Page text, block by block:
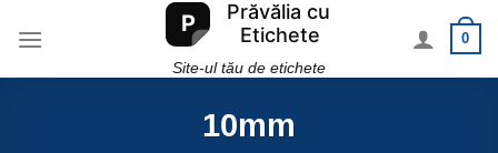
Site-ul tău de etichete
0
10mm